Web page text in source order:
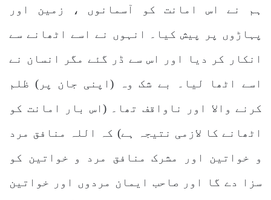
ہم نے اس امانت کو آسمانوں ، زمین اور
پہاڑوں پر پیش کیا۔ انہوں نے اسے اٹھانے سے
انکار کر دیا اور اس سے ڈر گئے مگر انسان نے
اسے اٹھا لیا۔ بے شک وہ (اپنی جان پر) ظلم
کرنے والا اور ناواقف تھا۔ (اس بار امانت کو
اٹھانے کا لازمی نتیجہ ہے) کہ اللہ منافق مرد
و خواتین اور مشرک منافق مرد و خواتین کو
سزا دے گا اور صاحب ایمان مردوں اور خواتین